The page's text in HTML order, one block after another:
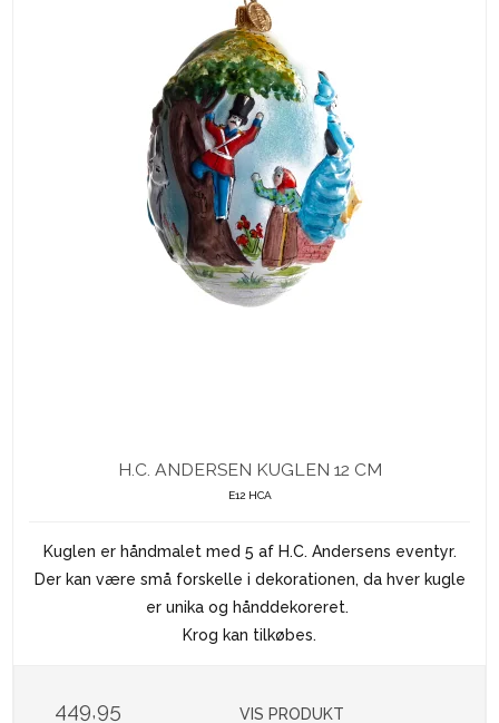
H.C. ANDERSEN KUGLEN 12 CM
E12 HCA
Kuglen er håndmalet med 5 af H.C. Andersens eventyr.
Der kan være små forskelle i dekorationen, da hver kugle
er unika og hånddekoreret.
Krog kan tilkøbes.
449,95 VIS PRODUKT